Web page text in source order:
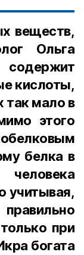
веществ,
Ольга
кислоты,
так мало в
этого
белка в
учитывая,
при
богата